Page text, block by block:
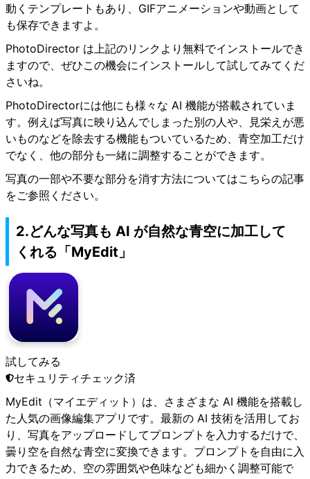
動くテンプレートもあり、GIFアニメーションや動画として
も保存できますよ。
PhotoDirector は上記のリンクより無料でインストールでき
ますので、ぜひこの機会にインストールして試してみてくだ
さいね。
PhotoDirectorには他にも様々な AI 機能が搭載されていま
す。例えば写真に映り込んでしまった別の人や、見栄えが悪
いものなどを除去する機能もついているため、青空加工だけ
でなく、他の部分も一緒に調整することができます。
写真の一部や不要な部分を消す方法についてはこちらの記事
をご参照ください。
2.どんな写真も AI が自然な青空に加工して
くれる「MyEdit」
試してみる
セキュリティチェック済
MyEdit（マイエディット）は、さまざまな AI 機能を搭載し
た人気の画像編集アプリです。最新の AI 技術を活用してお
り、写真をアップロードしてプロンプトを入力するだけで、
曇り空を自然な青空に変換できます。プロンプトを自由に入
力できるため、空の雰囲気や色味なども細かく調整可能で